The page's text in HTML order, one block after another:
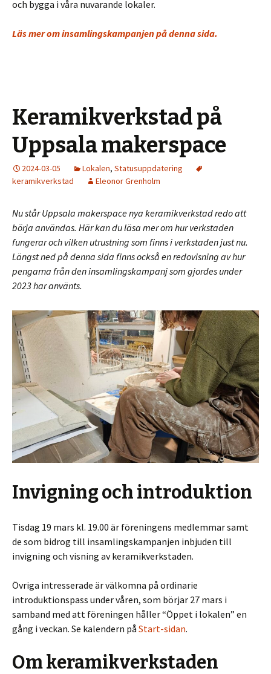
och bygga i våra nuvarande lokaler.
Läs mer om insamlingskampanjen på denna sida.
Keramikverkstad på
Uppsala makerspace
2024-03-05 Lokalen, Statusuppdatering
keramikverkstad
Eleonor Grenholm
Nu står Uppsala makerspace nya keramikverkstad redo att
börja användas. Här kan du läsa mer om hur verkstaden
fungerar och vilken utrustning som finns i verkstaden just nu.
Längst ned på denna sida finns också en redovisning av hur
pengarna från den insamlingskampanj som gjordes under
2023 har använts.
Invigning och introduktion
Tisdag 19 mars kl. 19.00 är föreningens medlemmar samt
de som bidrog till insamlingskampanjen inbjuden till
invigning och visning av keramikverkstaden.
Övriga intresserade är välkomna på ordinarie
introduktionspass under våren, som börjar 27 mars i
samband med att föreningen håller “Öppet i lokalen” en
gång i veckan. Se kalendern på Start-sidan.
Om keramikverkstaden